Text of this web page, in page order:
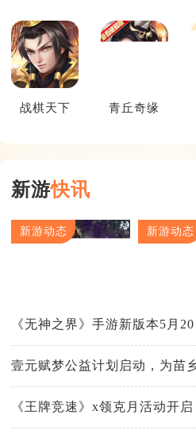
战棋天下 青丘奇缘
新游快讯
新游动态 新游动态
《无神之界》手游新版本5月
壹元赋梦公益计划启动，为苗
《王牌竞速》x领克月活动开